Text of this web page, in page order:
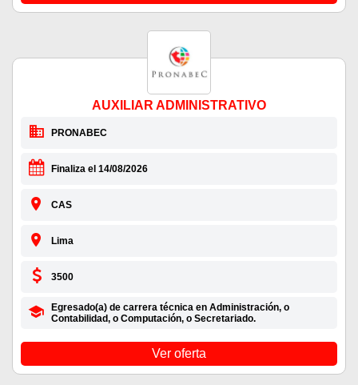
AUXILIAR ADMINISTRATIVO
PRONABEC
Finaliza el 14/08/2026
CAS
Lima
3500
Egresado(a) de carrera técnica en Administración, o
Contabilidad, o Computación, o Secretariado.
Ver oferta